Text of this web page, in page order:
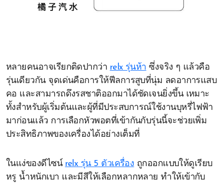
หลายคนอาจเรียกติดปากว่า relx รุ่นห้า ซึ่งจริง ๆ แล้วคือ
รุ่นเดียวกัน จุดเด่นคือการให้ฟีลการสูบที่นุ่ม ลดอาการแสบ
คอ และสามารถดึงรสชาติออกมาได้ชัดเจนยิ่งขึ้น เหมาะ
ทั้งสำหรับผู้เริ่มต้นและผู้ที่มีประสบการณ์ใช้งานบุหรี่ไฟฟ้า
มาก่อนแล้ว การเลือกหัวพอตที่เข้ากันกับรุ่นนี้จะช่วยเพิ่ม
ประสิทธิภาพของเครื่องได้อย่างเต็มที่
ในแง่ของดีไซน์ relx รุ่น 5 ตัวเครื่อง ถูกออกแบบให้ดูเรียบ
หรู น้ำหนักเบา และมีสีให้เลือกหลากหลาย ทำให้เข้ากับ